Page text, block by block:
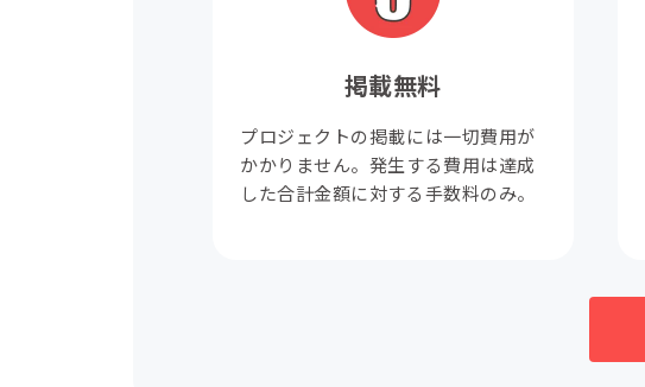
掲載無料
プロジェクトの掲載には一切費用が
かかりません。発生する費用は達成
した合計金額に対する手数料のみ。